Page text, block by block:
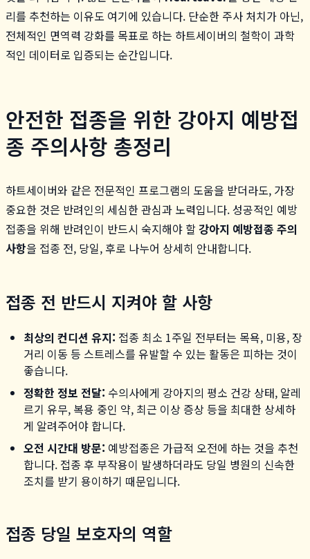
리를 추천하는 이유도 여기에 있습니다. 단순한 주사 처치가 아닌,
전체적인 면역력 강화를 목표로 하는 하트세이버의 철학이 과학
적인 데이터로 입증되는 순간입니다.
안전한 접종을 위한 강아지 예방접
종 주의사항 총정리
하트세이버와 같은 전문적인 프로그램의 도움을 받더라도, 가장
중요한 것은 반려인의 세심한 관심과 노력입니다. 성공적인 예방
접종을 위해 반려인이 반드시 숙지해야 할강아지 예방접종 주의
사항을 접종 전, 당일, 후로 나누어 상세히 안내합니다.
접종 전 반드시 지켜야 할 사항
최상의 컨디션 유지: 접종 최소 1주일 전부터는 목욕, 미용, 장
거리 이동 등 스트레스를 유발할 수 있는 활동은 피하는 것이
좋습니다.
정확한 정보 전달: 수의사에게 강아지의 평소 건강 상태, 알레
르기 유무, 복용 중인 약, 최근 이상 증상 등을 최대한 상세하
게 알려주어야 합니다.
오전 시간대 방문: 예방접종은 가급적 오전에 하는 것을 추천
합니다. 접종 후 부작용이 발생하더라도 당일 병원의 신속한
조치를 받기 용이하기 때문입니다.
접종 당일 보호자의 역할